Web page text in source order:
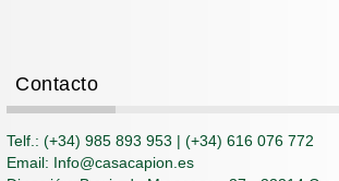
Contacto
Telf.: (+34) 985 893 953 | (+34) 616 076 772
Email: Info@casacapion.es